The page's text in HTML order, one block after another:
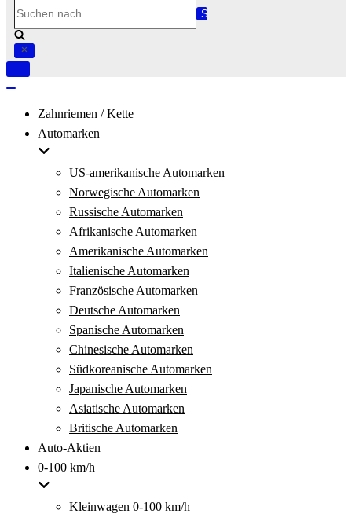
nach …
Navigation
Zahnriemen / Kette
Automarken
US-amerikanische Automarken
Norwegische Automarken
Russische Automarken
Afrikanische Automarken
Amerikanische Automarken
Italienische Automarken
Französische Automarken
Deutsche Automarken
Spanische Automarken
Chinesische Automarken
Südkoreanische Automarken
Japanische Automarken
Asiatische Automarken
Britische Automarken
Auto-Aktien
0-100 km/h
Kleinwagen 0-100 km/h